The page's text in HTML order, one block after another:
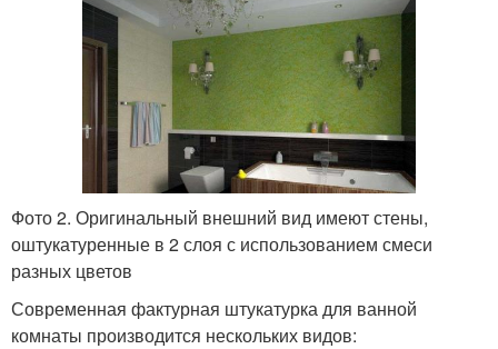
Фото 2. Оригинальный внешний вид имеют стены,
оштукатуренные в 2 слоя с использованием смеси
разных цветов
Современная фактурная штукатурка для ванной
комнаты производится нескольких видов: